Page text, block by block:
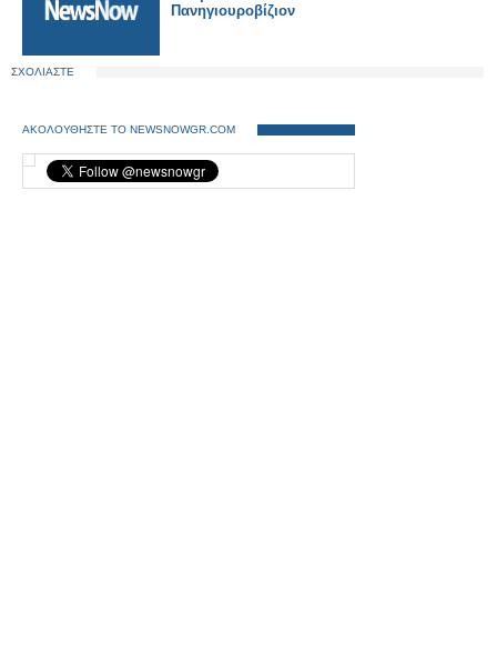
Πανηγιουροβίζιον
ΣΧΟΛΙΑΣΤΕ
ΑΚΟΛΟΥΘΗΣΤΕ ΤΟ NEWSNOWGR.COM